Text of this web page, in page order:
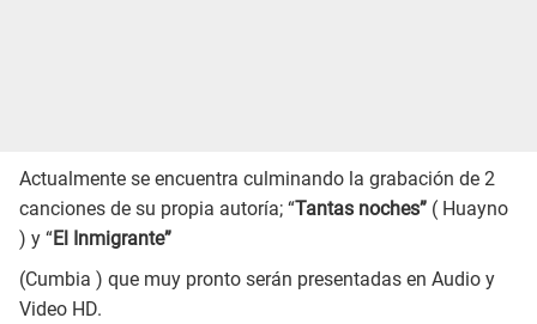
Actualmente se encuentra culminando la grabación de 2
canciones de su propia autoría; “Tantas noches” ( Huayno
) y “El Inmigrante”
(Cumbia ) que muy pronto serán presentadas en Audio y
Video HD.